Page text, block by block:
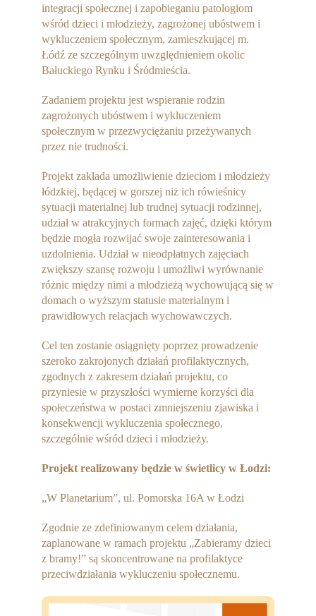
integracji społecznej i zapobieganiu patologiom
wśród dzieci i młodzieży, zagrożonej ubóstwem i
wykluczeniem społecznym, zamieszkującej m.
Łódź ze szczególnym uwzględnieniem okolic
Bałuckiego Rynku i Śródmieścia.
Zadaniem projektu jest wspieranie rodzin
zagrożonych ubóstwem i wykluczeniem
społecznym w przezwyciężaniu przeżywanych
przez nie trudności.
Projekt zakłada umożliwienie dzieciom i młodzieży
łódzkiej, będącej w gorszej niż ich rówieśnicy
sytuacji materialnej lub trudnej sytuacji rodzinnej,
udział w atrakcyjnych formach zajęć, dzięki którym
będzie mogła rozwijać swoje zainteresowania i
uzdolnienia. Udział w nieodpłatnych zajęciach
zwiększy szansę rozwoju i umożliwi wyrównanie
różnic między nimi a młodzieżą wychowującą się w
domach o wyższym statusie materialnym i
prawidłowych relacjach wychowawczych.
Cel ten zostanie osiągnięty poprzez prowadzenie
szeroko zakrojonych działań profilaktycznych,
zgodnych z zakresem działań projektu, co
przyniesie w przyszłości wymierne korzyści dla
społeczeństwa w postaci zmniejszeniu zjawiska i
konsekwencji wykluczenia społecznego,
szczególnie wśród dzieci i młodzieży.
Projekt realizowany będzie w świetlicy w Łodzi:
„W Planetarium”, ul. Pomorska 16A w Łodzi
Zgodnie ze zdefiniowanym celem działania,
zaplanowane w ramach projektu „Zabieramy dzieci
z bramy!” są skoncentrowane na profilaktyce
przeciwdziałania wykluczeniu społecznemu.